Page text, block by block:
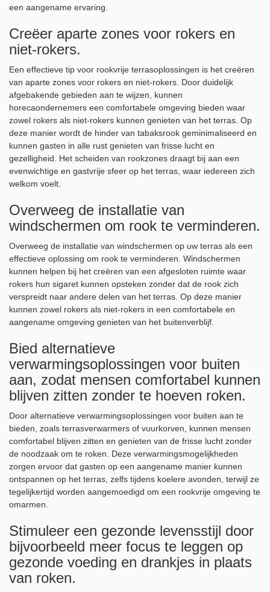
een aangename ervaring.
Creëer aparte zones voor rokers en
niet-rokers.
Een effectieve tip voor rookvrije terrasoplossingen is het creëren
van aparte zones voor rokers en niet-rokers. Door duidelijk
afgebakende gebieden aan te wijzen, kunnen
horecaondernemers een comfortabele omgeving bieden waar
zowel rokers als niet-rokers kunnen genieten van het terras. Op
deze manier wordt de hinder van tabaksrook geminimaliseerd en
kunnen gasten in alle rust genieten van frisse lucht en
gezelligheid. Het scheiden van rookzones draagt bij aan een
evenwichtige en gastvrije sfeer op het terras, waar iedereen zich
welkom voelt.
Overweeg de installatie van
windschermen om rook te verminderen.
Overweeg de installatie van windschermen op uw terras als een
effectieve oplossing om rook te verminderen. Windschermen
kunnen helpen bij het creëren van een afgesloten ruimte waar
rokers hun sigaret kunnen opsteken zonder dat de rook zich
verspreidt naar andere delen van het terras. Op deze manier
kunnen zowel rokers als niet-rokers in een comfortabele en
aangename omgeving genieten van het buitenverblijf.
Bied alternatieve
verwarmingsoplossingen voor buiten
aan, zodat mensen comfortabel kunnen
blijven zitten zonder te hoeven roken.
Door alternatieve verwarmingsoplossingen voor buiten aan te
bieden, zoals terrasverwarmers of vuurkorven, kunnen mensen
comfortabel blijven zitten en genieten van de frisse lucht zonder
de noodzaak om te roken. Deze verwarmingsmogelijkheden
zorgen ervoor dat gasten op een aangename manier kunnen
ontspannen op het terras, zelfs tijdens koelere avonden, terwijl ze
tegelijkertijd worden aangemoedigd om een rookvrije omgeving te
omarmen.
Stimuleer een gezonde levensstijl door
bijvoorbeeld meer focus te leggen op
gezonde voeding en drankjes in plaats
van roken.